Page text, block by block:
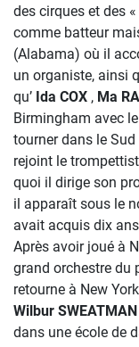
des cirques et des «
comme batteur
(Alabama) où il
un organiste, ainsi
qu’ Ida COX , Ma
Birmingham avec
tourner dans le
rejoint le
quoi il dirige son
il apparaît sous le
avait acquis dix
Après avoir joué à
grand orchestre du
retourne à New
Wilbur SWEATMAN
dans une école de